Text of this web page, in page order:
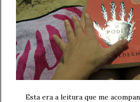
Esta era a leitura que me